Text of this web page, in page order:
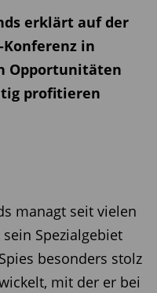
erklärt auf der
in
Opportunitäten
profitieren
managt seit vielen
Spezialgebiet
besonders stolz
mit der er bei